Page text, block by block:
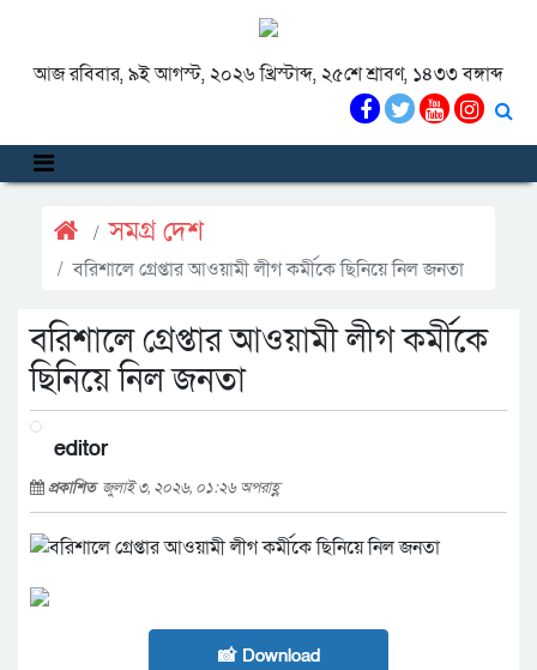
আজ রবিবার, ৯ই আগস্ট, ২০২৬ খ্রিস্টাব্দ, ২৫শে শ্রাবণ, ১৪৩৩ বঙ্গাব্দ
সমগ্র দেশ
বরিশালে গ্রেপ্তার আওয়ামী লীগ কর্মীকে ছিনিয়ে নিল জনতা
বরিশালে গ্রেপ্তার আওয়ামী লীগ কর্মীকে
ছিনিয়ে নিল জনতা
editor
প্রকাশিত জুলাই ৩, ২০২৬, ০১:২৬ অপরাহ্ণ
📸 Download